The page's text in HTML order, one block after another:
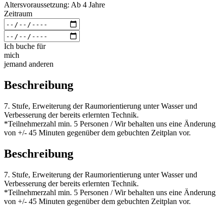
Altersvoraussetzung: Ab 4 Jahre
Zeitraum
Ich buche für
mich
jemand anderen
Beschreibung
7. Stufe, Erweiterung der Raumorientierung unter Wasser und
Verbesserung der bereits erlernten Technik.
*Teilnehmerzahl min. 5 Personen / Wir behalten uns eine Änderung
von +/- 45 Minuten gegenüber dem gebuchten Zeitplan vor.
Beschreibung
7. Stufe, Erweiterung der Raumorientierung unter Wasser und
Verbesserung der bereits erlernten Technik.
*Teilnehmerzahl min. 5 Personen / Wir behalten uns eine Änderung
von +/- 45 Minuten gegenüber dem gebuchten Zeitplan vor.